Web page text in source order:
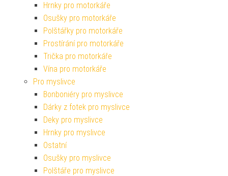
Hrnky pro motorkáře
Osušky pro motorkáře
Polštářky pro motorkáře
Prostírání pro motorkáře
Trička pro motorkáře
Vína pro motorkáře
Pro myslivce
Bonboniéry pro myslivce
Dárky z fotek pro myslivce
Deky pro myslivce
Hrnky pro myslivce
Ostatní
Osušky pro myslivce
Polštáře pro myslivce